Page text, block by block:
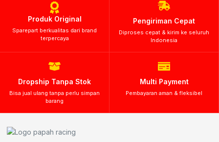
Produk Original
Sparepart berkualitas dari brand
terpercaya
Pengiriman Cepat
Diproses cepat & kirim ke seluruh
Indonesia
Dropship Tanpa Stok
Bisa jual ulang tanpa perlu simpan
barang
Multi Payment
Pembayaran aman & fleksibel